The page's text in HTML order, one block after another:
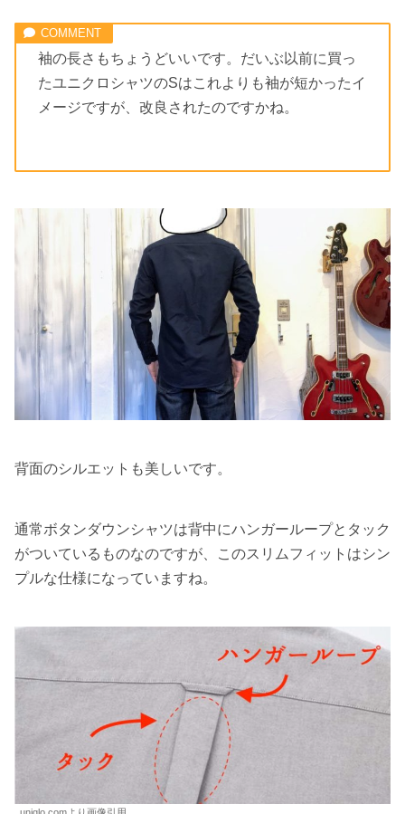
袖の長さもちょうどいいです。だいぶ以前に買っ
たユニクロシャツのSはこれよりも袖が短かったイ
メージですが、改良されたのですかね。
背面のシルエットも美しいです。
通常ボタンダウンシャツは背中にハンガーループとタック
がついているものなのですが、このスリムフィットはシン
プルな仕様になっていますね。